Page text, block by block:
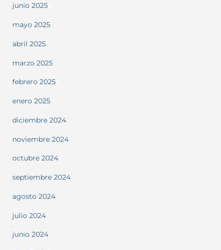
junio 2025
mayo 2025
abril 2025
marzo 2025
febrero 2025
enero 2025
diciembre 2024
noviembre 2024
octubre 2024
septiembre 2024
agosto 2024
julio 2024
junio 2024